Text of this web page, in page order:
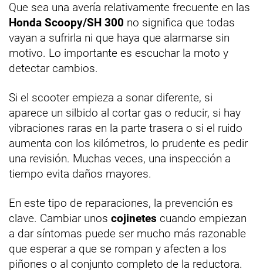
Que sea una avería relativamente frecuente en las
Honda Scoopy/SH 300 no significa que todas
vayan a sufrirla ni que haya que alarmarse sin
motivo. Lo importante es escuchar la moto y
detectar cambios.
Si el scooter empieza a sonar diferente, si
aparece un silbido al cortar gas o reducir, si hay
vibraciones raras en la parte trasera o si el ruido
aumenta con los kilómetros, lo prudente es pedir
una revisión. Muchas veces, una inspección a
tiempo evita daños mayores.
En este tipo de reparaciones, la prevención es
clave. Cambiar unos cojinetes cuando empiezan
a dar síntomas puede ser mucho más razonable
que esperar a que se rompan y afecten a los
piñones o al conjunto completo de la reductora.